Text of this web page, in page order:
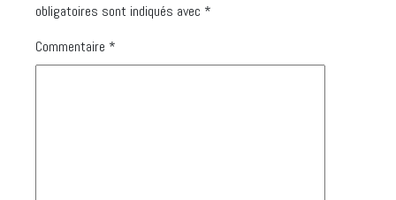
obligatoires sont indiqués avec *
Commentaire *